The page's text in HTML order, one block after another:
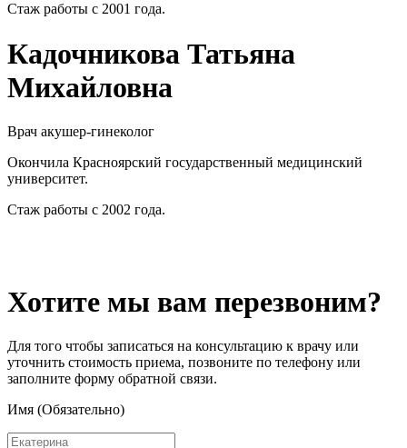
Стаж работы с 2001 года.
Кадочникова Татьяна
Михайловна
Врач акушер-гинеколог
Окончила Красноярский государственный медицинский
университет.
Стаж работы с 2002 года.
Хотите мы вам перезвоним?
Для того чтобы записаться на консультацию к врачу или
уточнить стоимость приема, позвоните по телефону или
заполните форму обратной связи.
Имя (Обязательно)